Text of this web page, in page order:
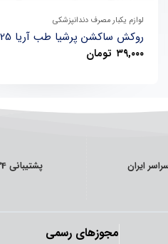
لوازم یکبار مصرف دندانپزشکی
روکش ساکشن پرشیا طب آریا 25 عددی
۳۹,۰۰۰ تومان
ایران پشتیبانی 24 ساعته
مجوزهای رسمی